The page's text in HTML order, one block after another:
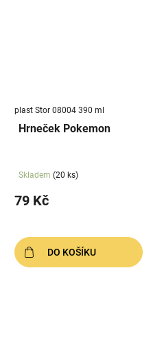
plast Stor 08004 390 ml
Hrneček Pokemon
Skladem (20 ks)
79 Kč
DO KOŠÍKU